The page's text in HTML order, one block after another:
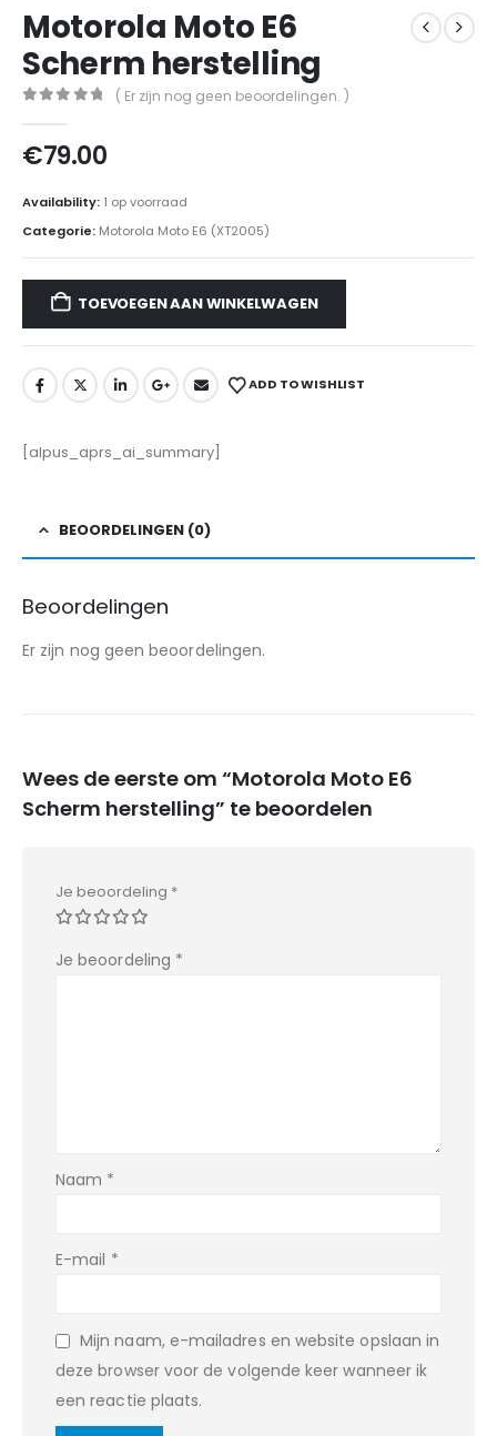
Motorola Moto E6
Scherm herstelling
( Er zijn nog geen beoordelingen. )
€79.00
Availability: 1 op voorraad
Categorie: Motorola Moto E6 (XT2005)
TOEVOEGEN AAN WINKELWAGEN
ADD TO WISHLIST
[alpus_aprs_ai_summary]
BEOORDELINGEN (0)
Beoordelingen
Er zijn nog geen beoordelingen.
Wees de eerste om “Motorola Moto E6
Scherm herstelling” te beoordelen
Je beoordeling *
Je beoordeling *
Naam *
E-mail *
Mijn naam, e-mailadres en website opslaan in
deze browser voor de volgende keer wanneer ik
een reactie plaats.